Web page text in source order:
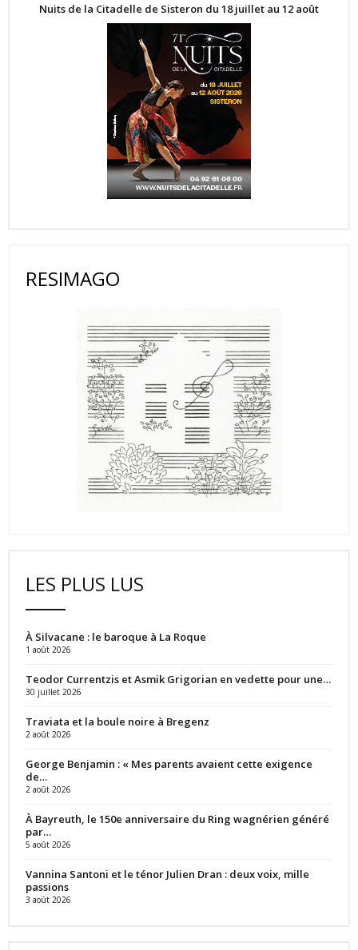
Nuits de la Citadelle de Sisteron du 18 juillet au 12 août
RESIMAGO
LES PLUS LUS
À Silvacane : le baroque à La Roque
1 août 2026
Teodor Currentzis et Asmik Grigorian en vedette pour une…
30 juillet 2026
Traviata et la boule noire à Bregenz
2 août 2026
George Benjamin : « Mes parents avaient cette exigence
de…
2 août 2026
À Bayreuth, le 150e anniversaire du Ring wagnérien généré
par…
5 août 2026
Vannina Santoni et le ténor Julien Dran : deux voix, mille
passions
3 août 2026